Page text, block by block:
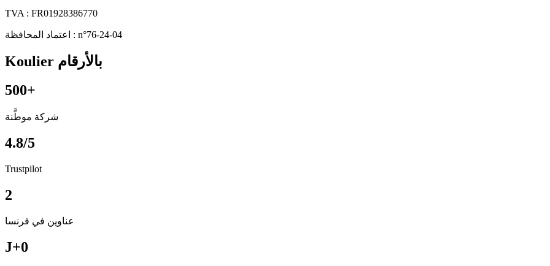
TVA : FR01928386770
اعتماد المحافظة : n°76-24-04
Koulier بالأرقام
500+
شركة موطَّنة
4.8/5
Trustpilot
2
عناوين في فرنسا
J+0